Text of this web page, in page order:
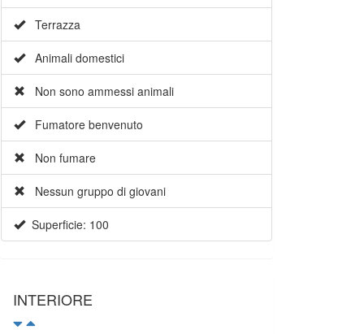
Terrazza
Animali domestici
Non sono ammessi animali
Fumatore benvenuto
Non fumare
Nessun gruppo di giovani
Superficie: 100
INTERIORE